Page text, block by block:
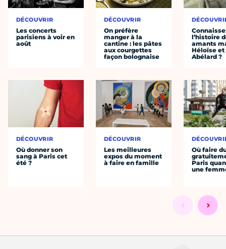
DÉCOUVRIR
Les concerts
parisiens à voir en
août
DÉCOUVRIR
Où donner son
sang à Paris cet
été ?
DÉCOUVRIR
On préfère
manger à la
cantine : les pâtes
aux courgettes
façon bolognaise
DÉCOUVRIR
Les meilleures
expos du moment
à faire en famille
l’histoire
amants
Héloïse et
Abélard ?
Où faire
Paris
une